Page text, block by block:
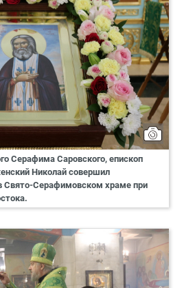
Серафима Саровского, епископ
Николай совершил
Свято-Серафимовском храме при